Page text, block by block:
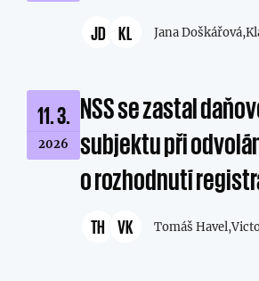
JD KL Jana Doškářová,
11. 3.
2026
NSS se zastal
subjektu při
o rozhodnutí
TH VK Tomáš Havel,